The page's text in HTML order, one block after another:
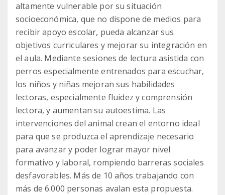
altamente vulnerable por su situación
socioeconómica, que no dispone de medios para
recibir apoyo escolar, pueda alcanzar sus
objetivos curriculares y mejorar su integración en
el aula. Mediante sesiones de lectura asistida con
perros especialmente entrenados para escuchar,
los niños y niñas mejoran sus habilidades
lectoras, especialmente fluidez y comprensión
lectora, y aumentan su autoestima. Las
intervenciones del animal crean el entorno ideal
para que se produzca el aprendizaje necesario
para avanzar y poder lograr mayor nivel
formativo y laboral, rompiendo barreras sociales
desfavorables. Más de 10 años trabajando con
más de 6.000 personas avalan esta propuesta.